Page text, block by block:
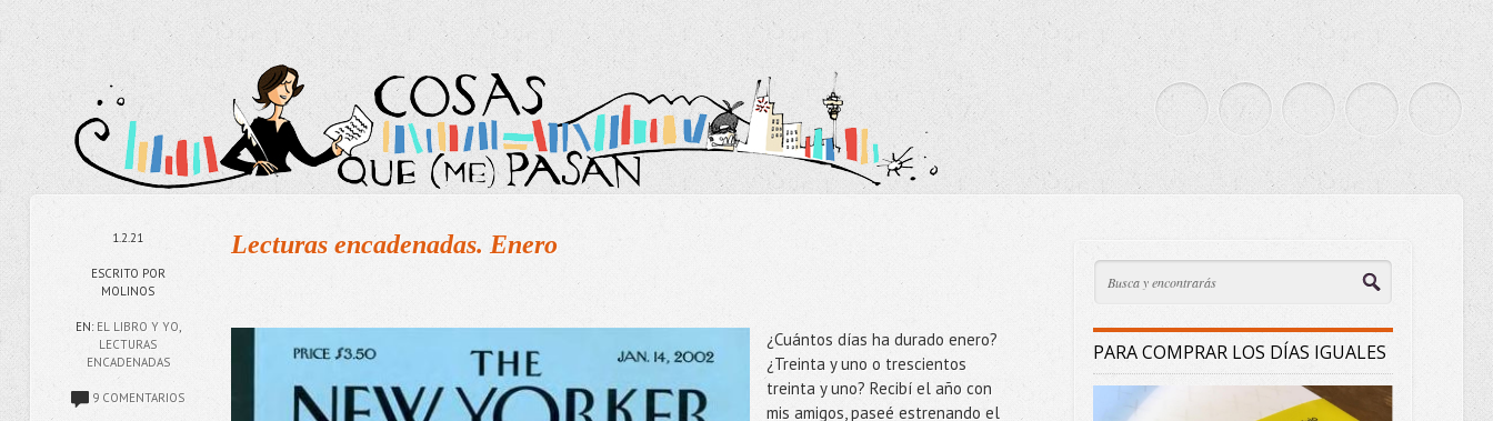
1.2.21
ESCRITO POR
MOLINOS
EN: EL LIBRO Y YO,
LECTURAS
ENCADENADAS
9 COMENTARIOS
Lecturas encadenadas. Enero
¿Cuántos días ha durado enero?
¿Treinta y uno o trescientos
treinta y uno? Recibí el año con
mis amigos, paseé estrenando el
PARA COMPRAR LOS DÍAS IGUALES